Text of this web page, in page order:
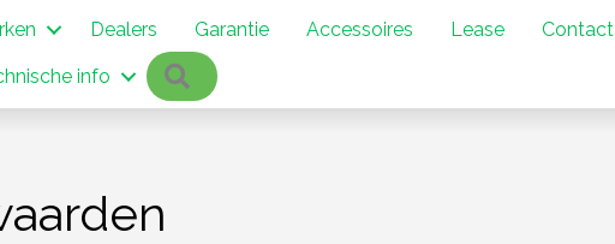
Dealers Garantie Accessoires Lease Contact
info Zoeken